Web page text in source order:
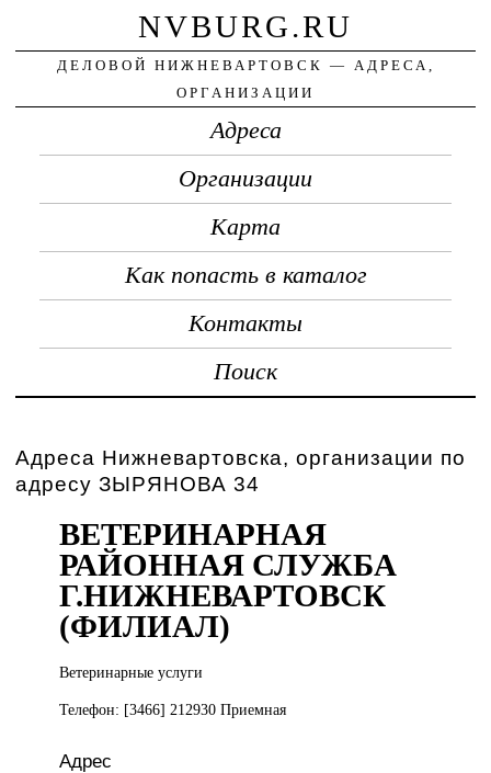
NVBURG.RU
ДЕЛОВОЙ НИЖНЕВАРТОВСК — АДРЕСА,
ОРГАНИЗАЦИИ
Адреса
Организации
Карта
Как попасть в каталог
Контакты
Поиск
Адреса Нижневартовска, организации по
адресу ЗЫРЯНОВА 34
ВЕТЕРИНАРНАЯ
РАЙОННАЯ СЛУЖБА
Г.НИЖНЕВАРТОВСК
(ФИЛИАЛ)
Ветеринарные услуги
Телефон: [3466] 212930 Приемная
Адрес